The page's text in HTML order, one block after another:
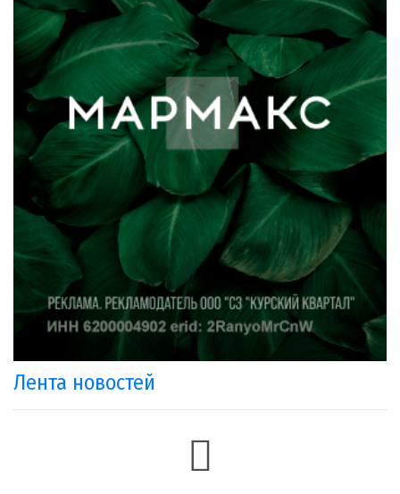
Лента новостей